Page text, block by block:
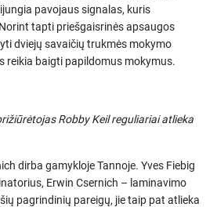
pavojaus signalas, kuris
tapti priešgaisrinės apsaugos
dviejų savaičių trukmės mokymo
reikia baigti papildomus mokymus.
Robby Keil reguliariai atlieka
dirba gamykloje Tannoje. Yves Fiebig
Erwin Csernich – laminavimo
pagrindinių pareigų, jie taip pat atlieka